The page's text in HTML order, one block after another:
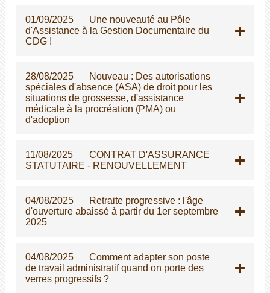
01/09/2025
Une nouveauté au Pôle
d'Assistance à la Gestion Documentaire du
CDG !
28/08/2025
Nouveau : Des autorisations
spéciales d'absence (ASA) de droit pour les
situations de grossesse, d'assistance
médicale à la procréation (PMA) ou
d'adoption
11/08/2025
CONTRAT D'ASSURANCE
STATUTAIRE - RENOUVELLEMENT
04/08/2025
Retraite progressive : l'âge
d'ouverture abaissé à partir du 1er septembre
2025
04/08/2025
Comment adapter son poste
de travail administratif quand on porte des
verres progressifs ?